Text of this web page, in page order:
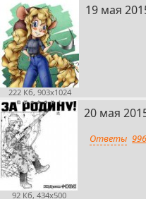
222 Кб, 903x1024
13
19 мая
92 Кб, 434x500
14
20 мая
Ответы